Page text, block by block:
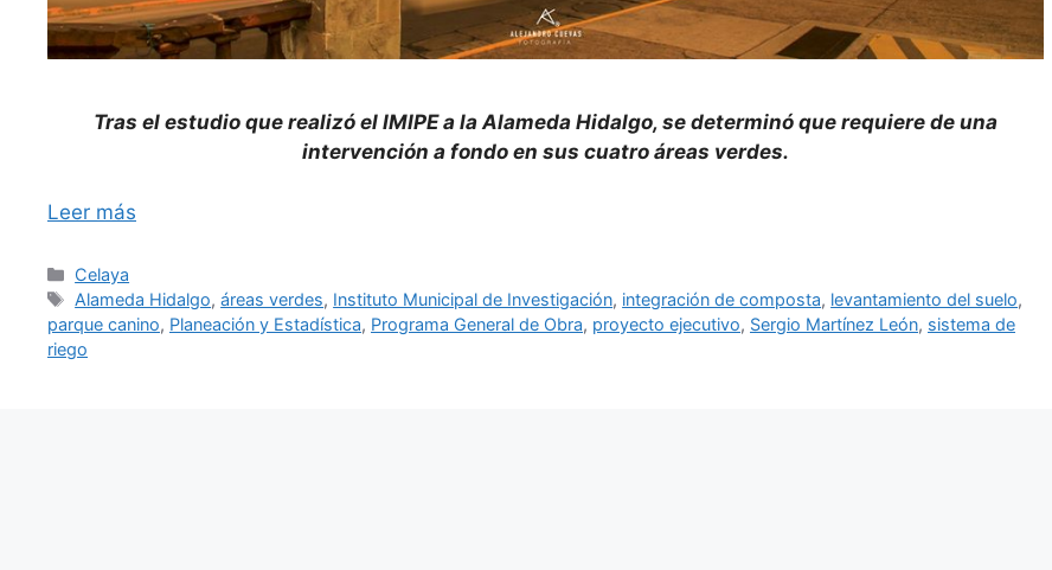
Tras el estudio que realizó el IMIPE a la Alameda Hidalgo, se determinó que requiere de una
intervención a fondo en sus cuatro áreas verdes.
Leer más
Categorías
Celaya
Etiquetas
Alameda Hidalgo,áreas verdes, Instituto Municipal de Investigación, integración de composta, levantamiento del suelo,
parque canino, Planeación y Estadística, Programa General de Obra, proyecto ejecutivo, Sergio Martínez León, sistema de
riego